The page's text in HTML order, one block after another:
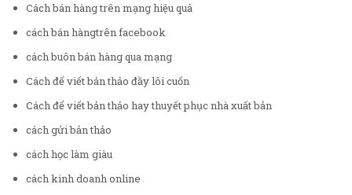
Cách bán hàng trên mạng hiệu quả
cách bán hàngtrên facebook
cách buôn bán hàng qua mạng
Cách để viết bản thảo đầy lôi cuốn
Cách để viết bản thảo hay thuyết phục nhà xuất bản
cách gửi bản thảo
cách học làm giàu
cách kinh doanh online